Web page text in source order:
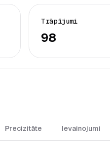
Trāpījumi
98
Precizitāte Ievainojumi